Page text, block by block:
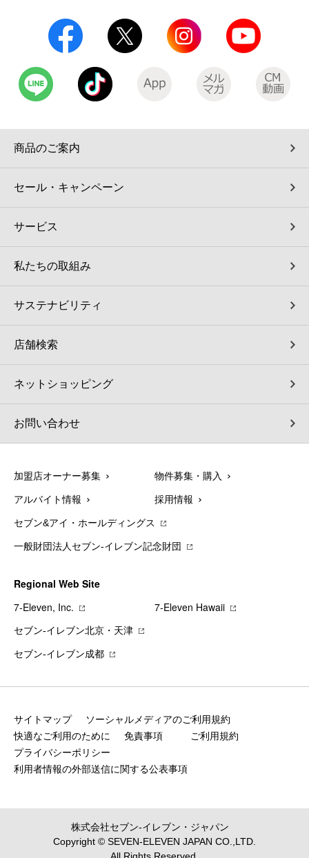
自転車シェアリング（店舗限定）
モバイルバッテリーシェアリング（店舗限定）
モバイルWi-Fiバッテリーシェアリング（店舗限定）
荷物預かりサービス「ecbocloakエクボクローク」（店舗限定）
パウダースペース ラブン（店舗限定）
ソフトバンクギフト
セブン-イレブンの歴史
商品のご案内
セール・キャンペーン
サービス
私たちの取組み
サステナビリティ
店舗検索
ネットショッピング
お問い合わせ
加盟店オーナー募集 物件募集・購入
アルバイト情報 採用情報
セブン&アイ・ホールディングス
一般財団法人セブン-イレブン記念財団
Regional Web Site
7‐Eleven, Inc.
7‐Eleven Hawaii
セブン‐イレブン北京・天津
セブン‐イレブン成都
サイトマップ
ソーシャルメディアのご利用規約
快適なご利用のために
免責事項
ご利用規約
プライバシーポリシー
利用者情報の外部送信に関する公表事項
株式会社セブン‐イレブン・ジャパン
Copyright © SEVEN-ELEVEN JAPAN CO.,LTD.